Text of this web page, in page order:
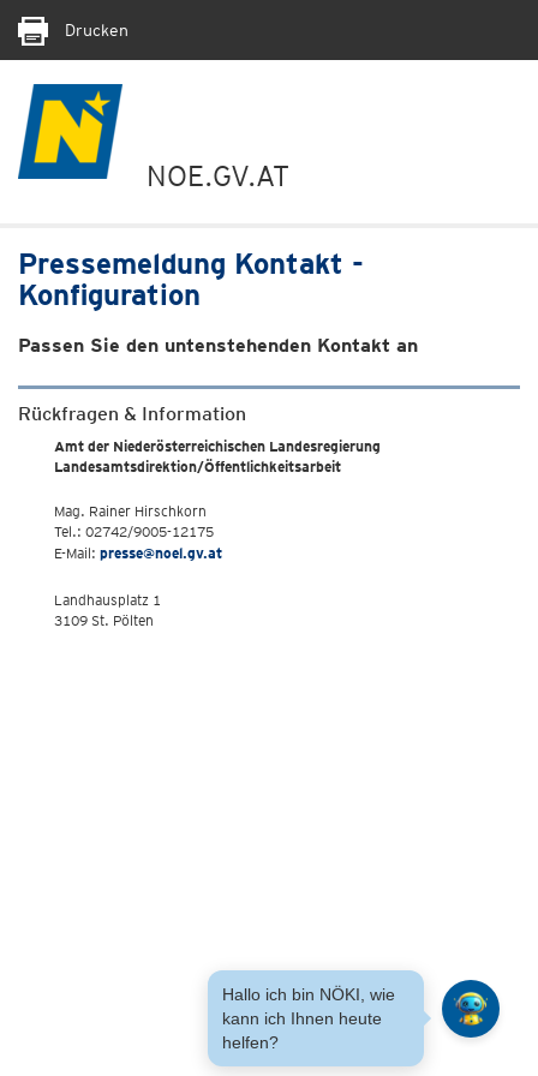
Drucken
NOE.GV.AT
Pressemeldung Kontakt -
Konfiguration
Passen Sie den untenstehenden Kontakt an
Rückfragen & Information
Amt der Niederösterreichischen Landesregierung
Landesamtsdirektion/Öffentlichkeitsarbeit
Mag. Rainer Hirschkorn
Tel.: 02742/9005-12175
E-Mail: presse@noel.gv.at
Landhausplatz 1
3109 St. Pölten
Hallo ich bin NÖKI, wie
kann ich Ihnen heute
helfen?